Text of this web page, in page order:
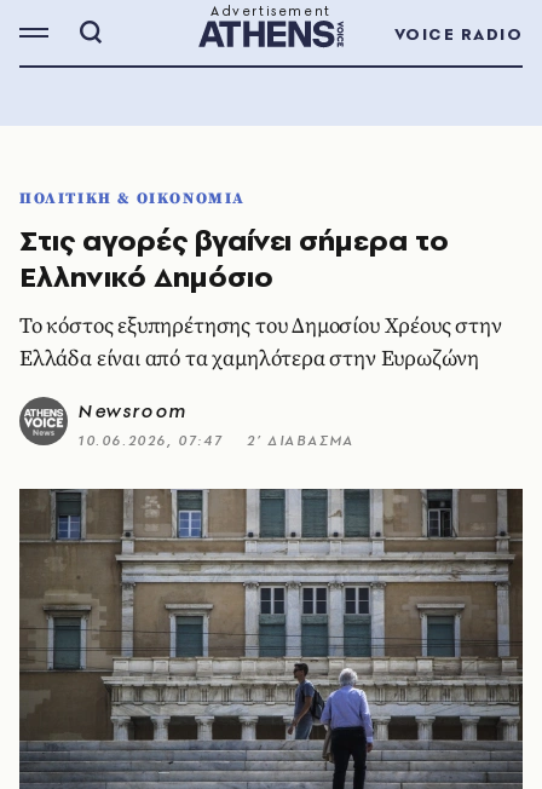
VOICE RADIO
ΠΟΛΙΤΙΚΗ & ΟΙΚΟΝΟΜΙΑ
Στις αγορές βγαίνει σήμερα το
Ελληνικό Δημόσιο
Το κόστος εξυπηρέτησης του Δημοσίου Χρέους στην
Ελλάδα είναι από τα χαμηλότερα στην Ευρωζώνη
Newsroom
10.06.2026, 07:47 2’ ΔΙΑΒΑΣΜΑ